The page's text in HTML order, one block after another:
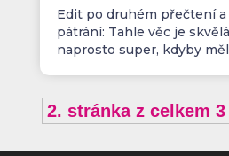
Edit po druhém přečtení a
pátrání: Tahle věc je
naprosto super, kdyby
2. stránka z celkem 3